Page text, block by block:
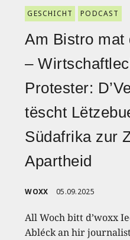
GESCHICHT PODCAST
Am Bistro mat
–
Protester:
tëscht
Südafrika zur
Apartheid
WOXX 05.09.2025
All Woch bitt d’woxx
Abléck an hir